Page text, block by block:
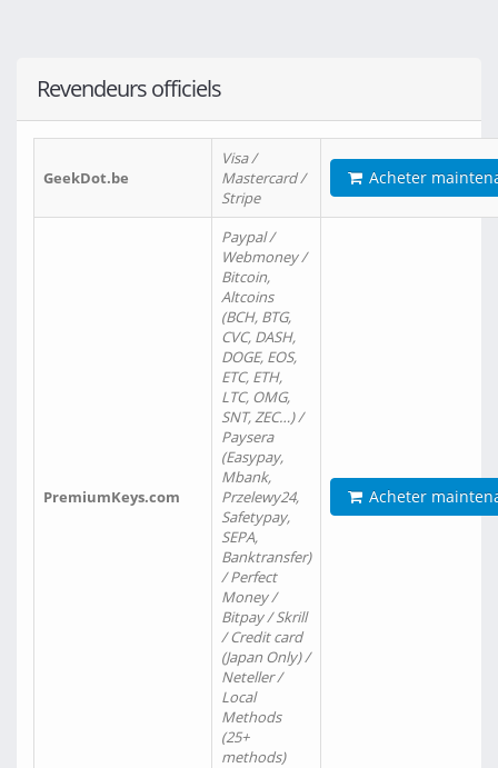
Revendeurs officiels
GeekDot.be
Visa /
Mastercard /
Stripe
Acheter
PremiumKeys.com
Paypal /
Webmoney /
Bitcoin,
Altcoins
(BCH, BTG,
CVC, DASH,
DOGE, EOS,
ETC, ETH,
LTC, OMG,
SNT, ZEC…) /
Paysera
(Easypay,
Mbank,
Przelewy24,
Safetypay,
SEPA,
Banktransfer)
/ Perfect
Money /
Bitpay / Skrill
/ Credit card
(Japan Only) /
Neteller /
Local
Methods
(25+
methods)
Acheter